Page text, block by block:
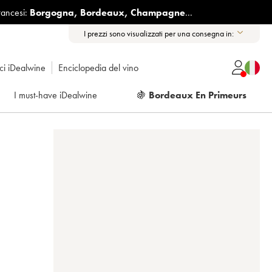
Borgogna, Bordeaux, Champagne...
I prezzi sono visualizzati per una consegna in:
iDealwine Enciclopedia del vino
I must-have iDealwine 🍇 Bordeaux En Primeurs